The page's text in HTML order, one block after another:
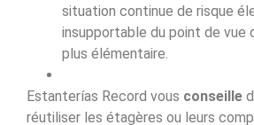
situation continue de risque
insupportable du point de vue
plus élémentaire.
Estanterías Record vous conseille
réutiliser les étagères ou leurs